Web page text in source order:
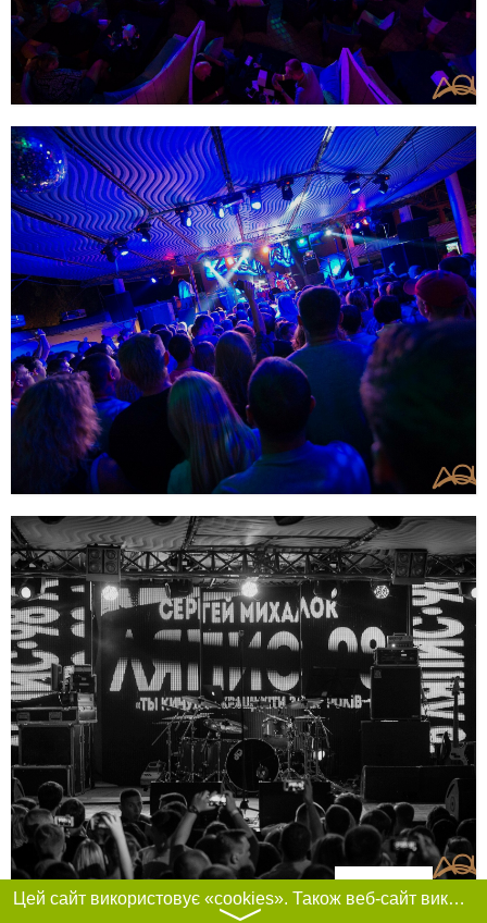
Фільтри
Цей сайт використовує «cookies». Також веб-сайт використовує інтернет-сервіс для збору технічних даних стосовно відвідувачів з метою отримання маркетингової та статистичної інформації. Умови обробки даних відвідувачів сайту див.
〉